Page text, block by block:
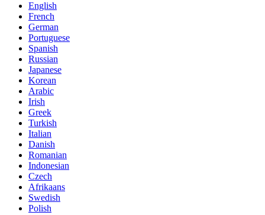
English
French
German
Portuguese
Spanish
Russian
Japanese
Korean
Arabic
Irish
Greek
Turkish
Italian
Danish
Romanian
Indonesian
Czech
Afrikaans
Swedish
Polish